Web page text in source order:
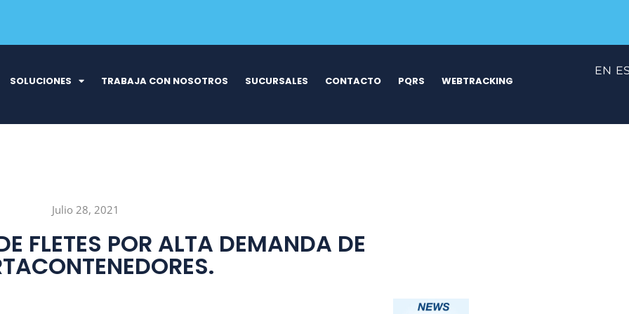
SOLUCIONES TRABAJA CON NOSOTROS SUCURSALES CONTACTO PQRS WEBTRACKING
EN
Julio 28, 2021
FLETES POR ALTA DEMANDA DE